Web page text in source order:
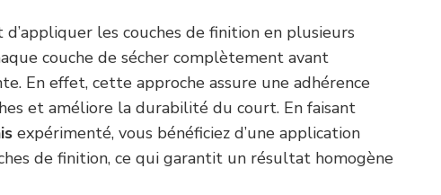
les couches de finition en plusieurs
couche de sécher complètement avant
En effet, cette approche assure une adhérence
et améliore la durabilité du court. En faisant
expérimenté, vous bénéficiez d’une application
de finition, ce qui garantit un résultat homogène